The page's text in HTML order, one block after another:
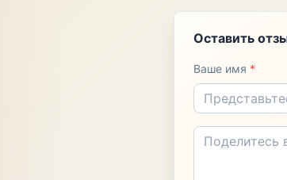
Оставить
Ваше имя *